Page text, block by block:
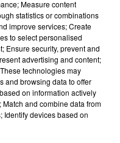
annonce un nouvel
tournée mondiale
Lens dévoilent leur
attendue
Measure content
statistics or combinations
improve services; Create
to select personalised
Ensure security, prevent and
advertising and content;
technologies may
and browsing data to offer
on information actively
and combine data from
Identify devices based on